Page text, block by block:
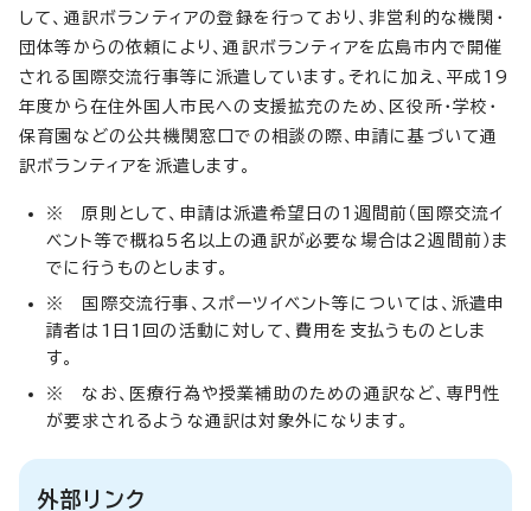
して、通訳ボランティアの登録を行っており、非営利的な機関・
団体等からの依頼により、通訳ボランティアを広島市内で開催
される国際交流行事等に派遣しています。それに加え、平成19
年度から在住外国人市民への支援拡充のため、区役所・学校・
保育園などの公共機関窓口での相談の際、申請に基づいて通
訳ボランティアを派遣します。
※ 原則として、申請は派遣希望日の1週間前（国際交流イ
ベント等で概ね5名以上の通訳が必要な場合は2週間前）ま
でに行うものとします。
※ 国際交流行事、スポーツイベント等については、派遣申
請者は1日1回の活動に対して、費用を支払うものとしま
す。
※ なお、医療行為や授業補助のための通訳など、専門性
が要求されるような通訳は対象外になります。
外部リンク